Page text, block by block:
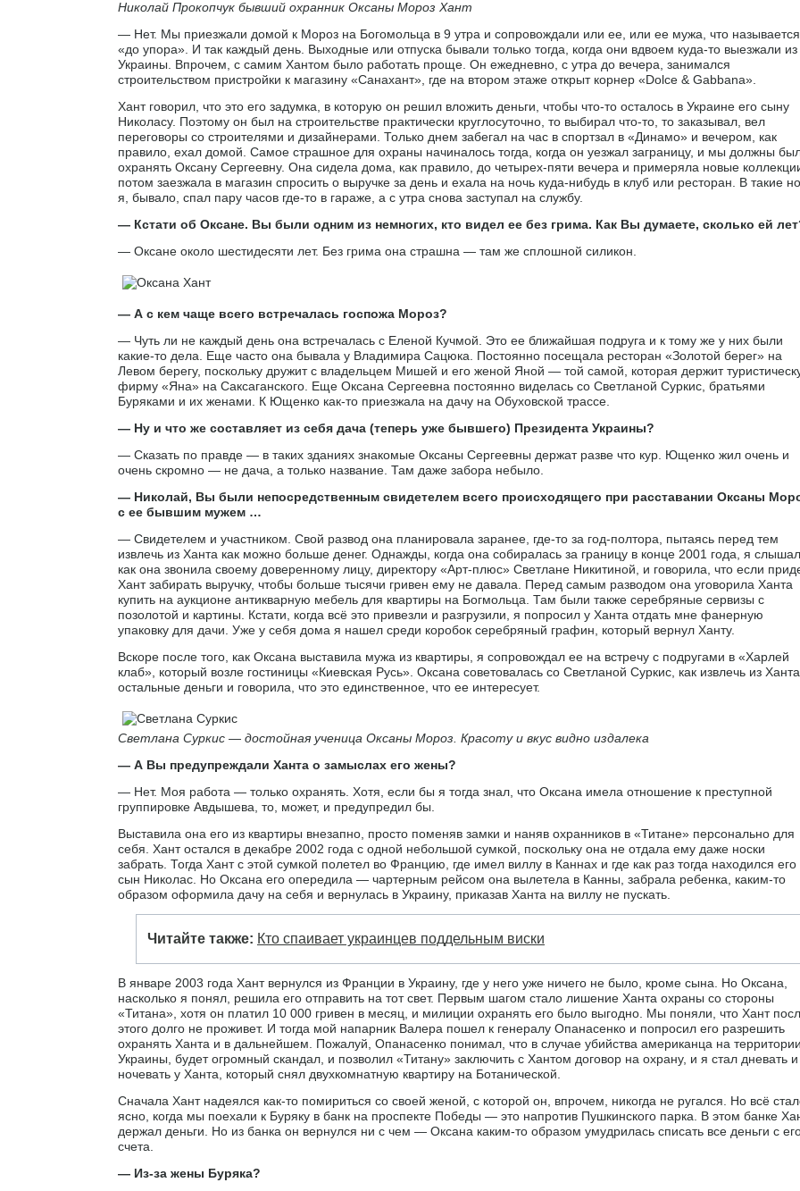
Николай Прокопчук бывший охранник Оксаны Мороз Хант
— Нет. Мы приезжали домой к Мороз на Богомольца в 9 утра и сопровождали или ее, или ее мужа, что называется,
«до упора». И так каждый день. Выходные или отпуска бывали только тогда, когда они вдвоем куда-то выезжали из
Украины. Впрочем, с самим Хантом было работать проще. Он ежедневно, с утра до вечера, занимался
строительством пристройки к магазину «Санахант», где на втором этаже открыт корнер «Dolce & Gabbana».
Хант говорил, что это его задумка, в которую он решил вложить деньги, чтобы что-то осталось в Украине его сыну
Николасу. Поэтому он был на строительстве практически круглосуточно, то выбирал что-то, то заказывал, вел
переговоры со строителями и дизайнерами. Только днем забегал на час в спортзал в «Динамо» и вечером, как
правило, ехал домой. Самое страшное для охраны начиналось тогда, когда он уезжал заграницу, и мы должны
охранять Оксану Сергеевну. Она сидела дома, как правило, до четырех-пяти вечера и примеряла новые
потом заезжала в магазин спросить о выручке за день и ехала на ночь куда-нибудь в клуб или ресторан. В такие
я, бывало, спал пару часов где-то в гараже, а с утра снова заступал на службу.
— Кстати об Оксане. Вы были одним из немногих, кто видел ее без грима. Как Вы думаете, сколько ей
— Оксане около шестидесяти лет. Без грима она страшна — там же сплошной силикон.
— А с кем чаще всего встречалась госпожа Мороз?
— Чуть ли не каждый день она встречалась с Еленой Кучмой. Это ее ближайшая подруга и к тому же у них были
какие-то дела. Еще часто она бывала у Владимира Сацюка. Постоянно посещала ресторан «Золотой берег» на
Левом берегу, поскольку дружит с владельцем Мишей и его женой Яной — той самой, которая держит
фирму «Яна» на Саксаганского. Еще Оксана Сергеевна постоянно виделась со Светланой Суркис, братьями
Буряками и их женами. К Ющенко как-то приезжала на дачу на Обуховской трассе.
— Ну и что же составляет из себя дача (теперь уже бывшего) Президента Украины?
— Сказать по правде — в таких зданиях знакомые Оксаны Сергеевны держат разве что кур. Ющенко жил очень и
очень скромно — не дача, а только название. Там даже забора небыло.
— Николай, Вы были непосредственным свидетелем всего происходящего при расставании Оксаны
с ее бывшим мужем …
— Свидетелем и участником. Свой развод она планировала заранее, где-то за год-полтора, пытаясь перед тем
извлечь из Ханта как можно больше денег. Однажды, когда она собиралась за границу в конце 2001 года, я слышал,
как она звонила своему доверенному лицу, директору «Арт-плюс» Светлане Никитиной, и говорила, что если
Хант забирать выручку, чтобы больше тысячи гривен ему не давала. Перед самым разводом она уговорила Ханта
купить на аукционе антикварную мебель для квартиры на Богмольца. Там были также серебряные сервизы с
позолотой и картины. Кстати, когда всё это привезли и разгрузили, я попросил у Ханта отдать мне фанерную
упаковку для дачи. Уже у себя дома я нашел среди коробок серебряный графин, который вернул Ханту.
Вскоре после того, как Оксана выставила мужа из квартиры, я сопровождал ее на встречу с подругами в «Харлей
клаб», который возле гостиницы «Киевская Русь». Оксана советовалась со Светланой Суркис, как извлечь из Ханта
остальные деньги и говорила, что это единственное, что ее интересует.
Светлана Суркис — достойная ученица Оксаны Мороз. Красоту и вкус видно издалека
— А Вы предупреждали Ханта о замыслах его жены?
— Нет. Моя работа — только охранять. Хотя, если бы я тогда знал, что Оксана имела отношение к преступной
группировке Авдышева, то, может, и предупредил бы.
Выставила она его из квартиры внезапно, просто поменяв замки и наняв охранников в «Титане» персонально для
себя. Хант остался в декабре 2002 года с одной небольшой сумкой, поскольку она не отдала ему даже носки
забрать. Тогда Хант с этой сумкой полетел во Францию, где имел виллу в Каннах и где как раз тогда находился его
сын Николас. Но Оксана его опередила — чартерным рейсом она вылетела в Канны, забрала ребенка, каким-то
образом оформила дачу на себя и вернулась в Украину, приказав Ханта на виллу не пускать.
Читайте также: Кто спаивает украинцев поддельным виски
В январе 2003 года Хант вернулся из Франции в Украину, где у него уже ничего не было, кроме сына. Но Оксана,
насколько я понял, решила его отправить на тот свет. Первым шагом стало лишение Ханта охраны со стороны
«Титана», хотя он платил 10 000 гривен в месяц, и милиции охранять его было выгодно. Мы поняли, что Хант
этого долго не проживет. И тогда мой напарник Валера пошел к генералу Опанасенко и попросил его разрешить
охранять Ханта и в дальнейшем. Пожалуй, Опанасенко понимал, что в случае убийства американца на территории
Украины, будет огромный скандал, и позволил «Титану» заключить с Хантом договор на охрану, и я стал дневать и
ночевать у Ханта, который снял двухкомнатную квартиру на Ботанической.
Сначала Хант надеялся как-то помириться со своей женой, с которой он, впрочем, никогда не ругался. Но всё
ясно, когда мы поехали к Буряку в банк на проспекте Победы — это напротив Пушкинского парка. В этом банке
держал деньги. Но из банка он вернулся ни с чем — Оксана каким-то образом умудрилась списать все деньги с
счета.
— Из-за жены Буряка?